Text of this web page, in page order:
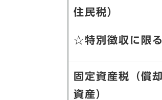
住民税）
☆特別徴収に限る
固定資産税（償却
資産）